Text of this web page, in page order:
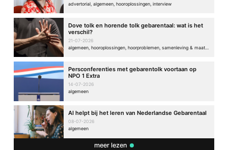
advertorial, algemeen, hooroplossingen, interview
Dove tolk en horende tolk gebarentaal: wat is het
verschil?
21-07-2026
Persconferenties met gebarentolk voortaan op
NPO 1 Extra
14-07-2026
algemeen
AI helpt bij het leren van Nederlandse Gebarentaal
08-07-2026
algemeen
meer lezen